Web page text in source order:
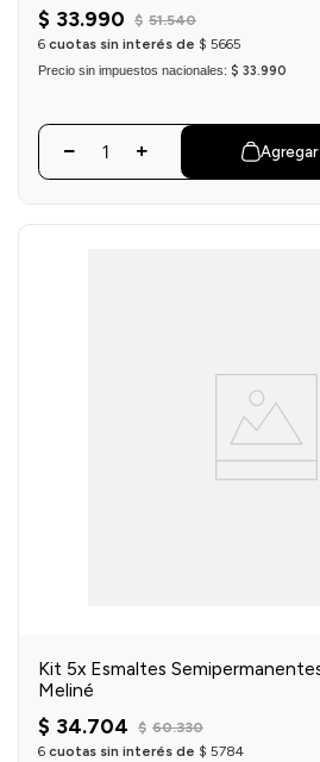
$ 33.990 $ 51.540
6 cuotas sin interés de $ 5665
Precio sin impuestos nacionales: $ 33.990
Kit 5x Esmaltes
Meliné
$ 34.704 $ 60.330
6 cuotas sin interés de $ 5784